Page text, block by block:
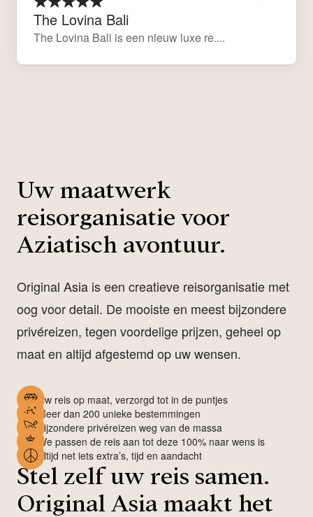
The Lovina Bali
The Lovina Bali is een nieuw luxe re....
Uw maatwerk
reisorganisatie voor
Aziatisch avontuur.
Original Asia is een creatieve reisorganisatie met
oog voor detail. De mooiste en meest bijzondere
privéreizen, tegen voordelige prijzen, geheel op
maat en altijd afgestemd op uw wensen.
Uw reis op maat, verzorgd tot in de puntjes
Meer dan 200 unieke bestemmingen
Bijzondere privéreizen weg van de massa
We passen de reis aan tot deze 100% naar wens is
Altijd net iets extra’s, tijd en aandacht
Stel zelf uw reis samen.
Original Asia maakt het